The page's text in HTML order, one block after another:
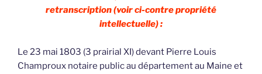
retranscription (voir ci-contre propriété
intellectuelle) :
Le 23 mai 1803 (3 prairial XI) devant Pierre Louis
Champroux notaire public au département au Maine et